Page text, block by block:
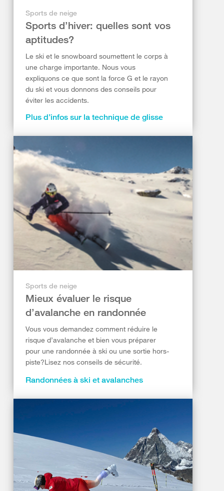
Sports de neige
Sports d’hiver: quelles sont vos
aptitudes?
Le ski et le snowboard soumettent le corps à
une charge importante. Nous vous
expliquons ce que sont la force G et le rayon
du ski et vous donnons des conseils pour
éviter les accidents.
Plus d’infos sur la technique de glisse
Sports de neige
Mieux évaluer le risque
d’avalanche en randonnée
Vous vous demandez comment réduire le
risque d’avalanche et bien vous préparer
pour une randonnée à ski ou une sortie hors-
piste?Lisez nos conseils de sécurité.
Randonnées à ski et avalanches